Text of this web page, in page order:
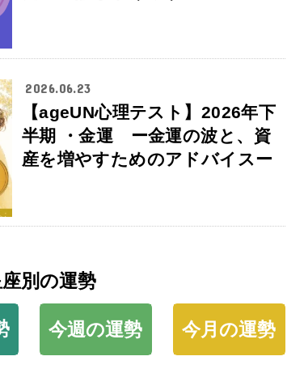
2026.06.23
【ageUN心理テスト】2026年下
半期 ・金運 ー金運の波と、資
産を増やすためのアドバイスー
別の運勢
今週の運勢 今月の運勢